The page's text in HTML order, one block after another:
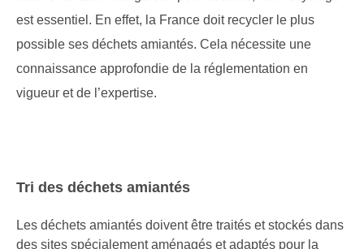
est essentiel. En effet, la France doit recycler le plus
possible ses déchets amiantés. Cela nécessite une
connaissance approfondie de la réglementation en
vigueur et de l’expertise.
Tri des déchets amiantés
Les déchets amiantés doivent être traités et stockés dans
des sites spécialement aménagés et adaptés pour la